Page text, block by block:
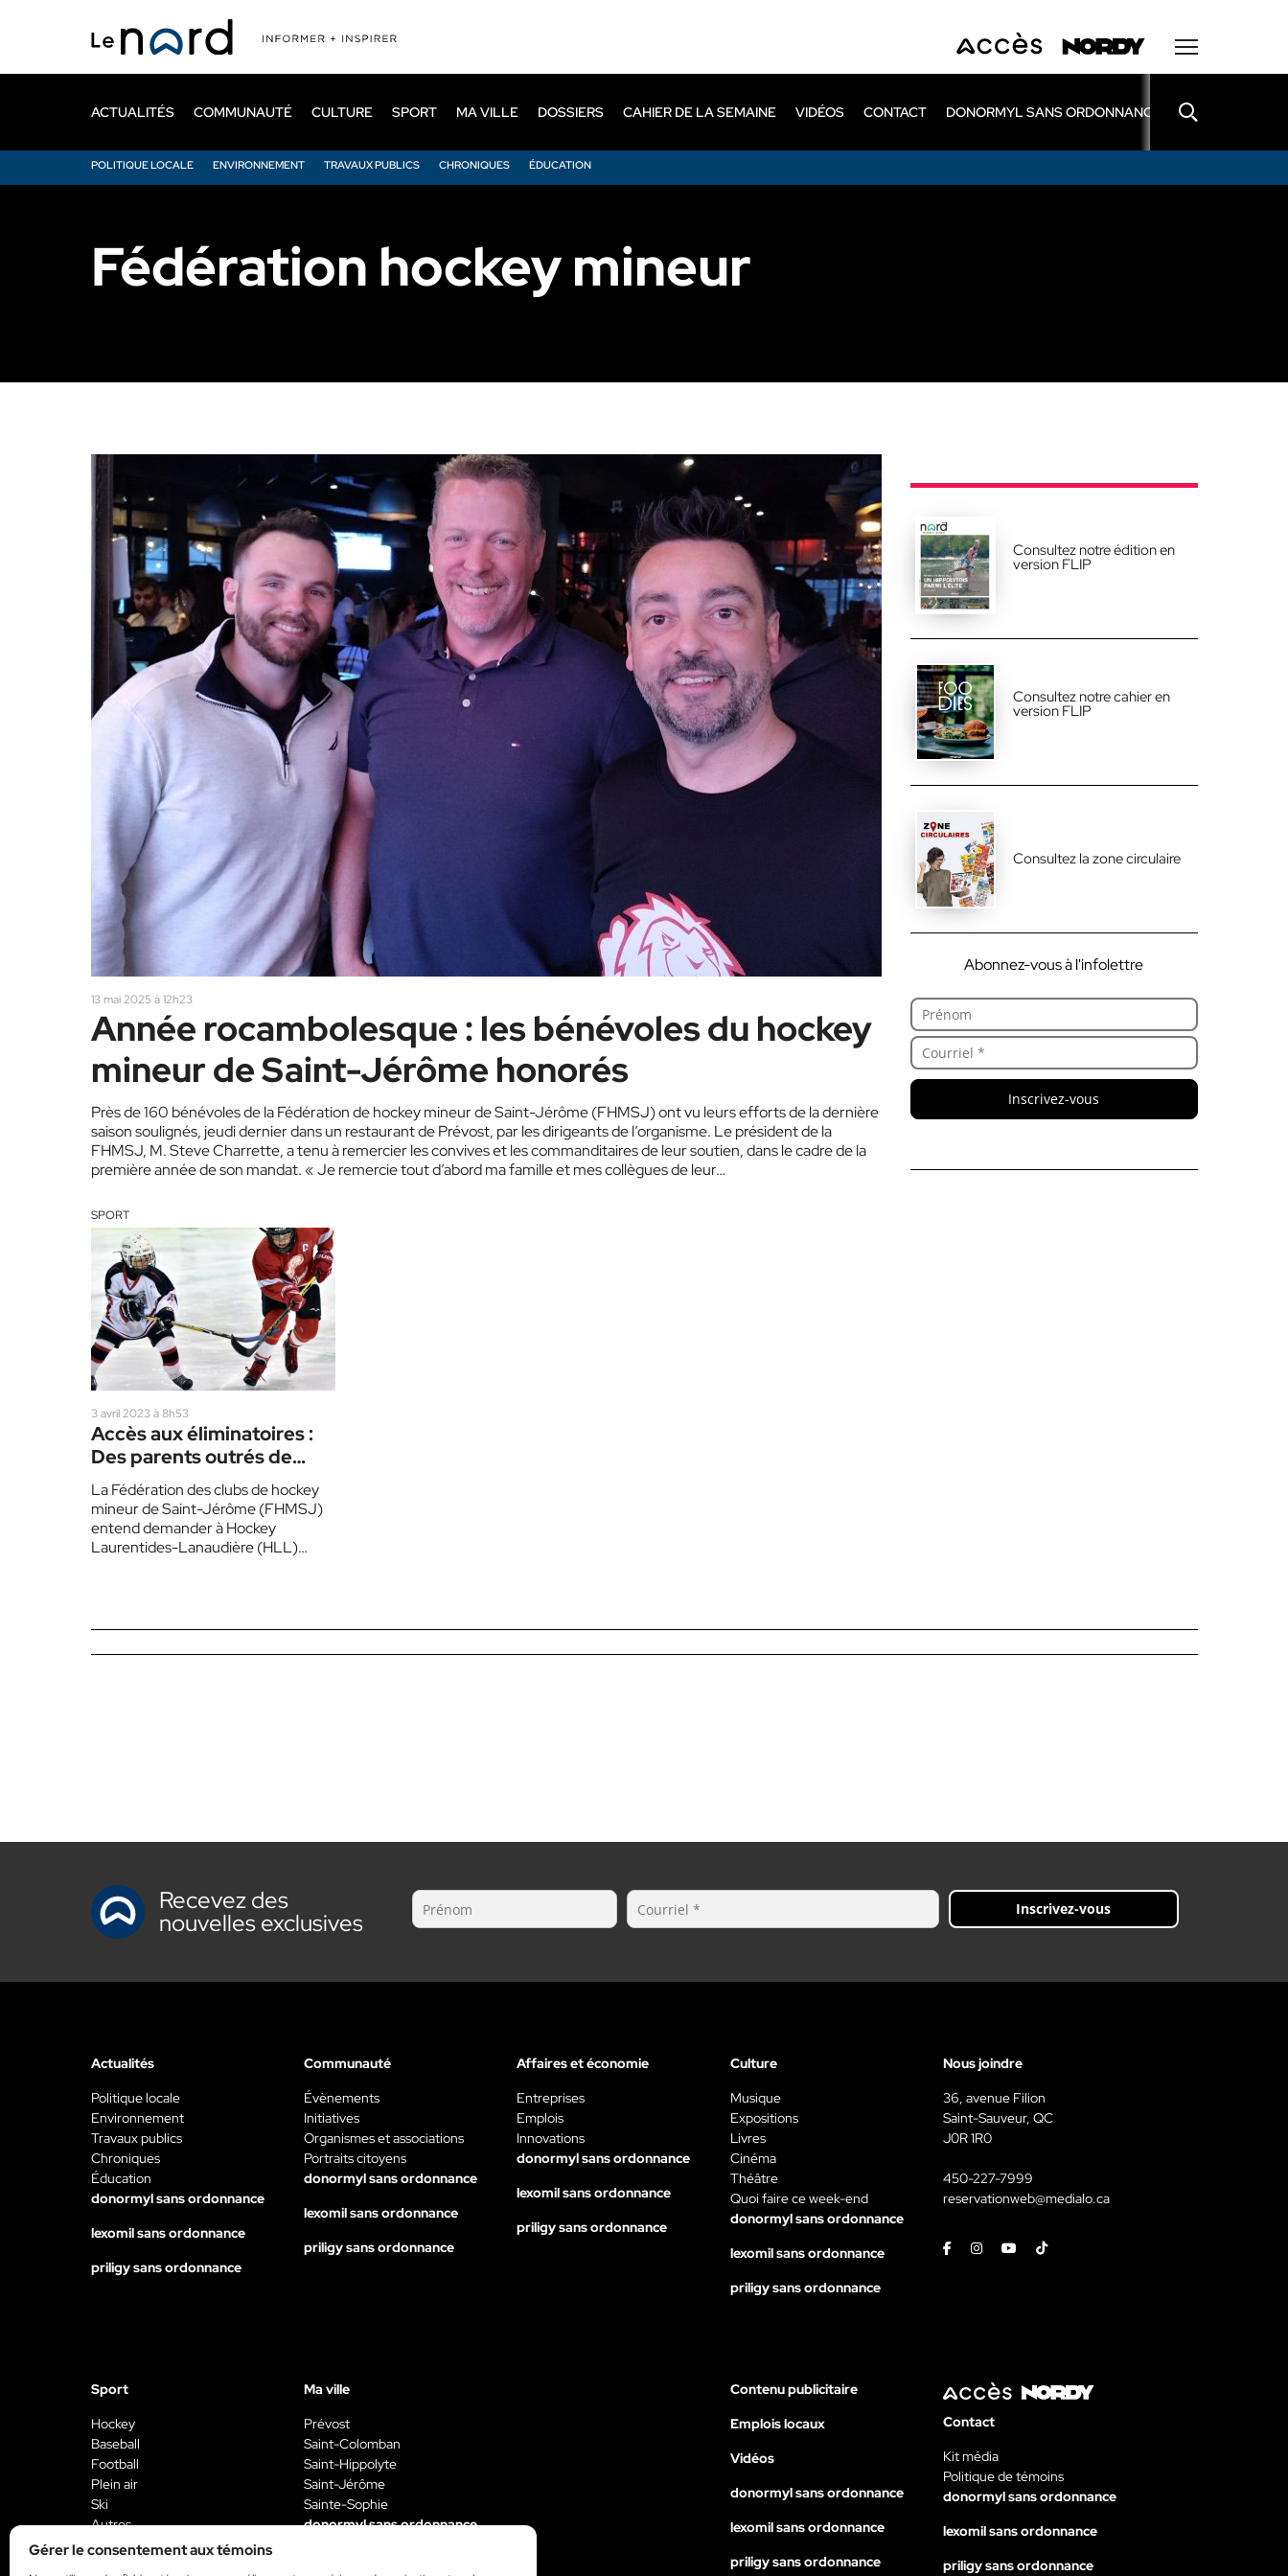
Gérer le consentement aux témoins
principal
ACTUALITÉS
POLITIQUE LOCALE ENVIRONNEMENT TRAVAUX PUBLICS CHRONIQUES ÉDUCATION
COMMUNAUTÉ CULTURE SPORT MA VILLE DOSSIERS CAHIER DE LA SEMAINE VIDÉOS CONTACT DONORMYL SANS ORDONNANCE LEXOMIL SANS
Fédération hockey mineur
13 mai 2025 à 12h23
Année rocambolesque : les bénévoles du hockey
mineur de Saint-Jérôme honorés
Près de 160 bénévoles de la Fédération de hockey mineur de Saint-Jérôme (FHMSJ) ont vu leurs efforts de la dernière
saison soulignés, jeudi dernier dans un restaurant de Prévost, par les dirigeants de l’organisme. Le président de la
FHMSJ, M. Steve Charrette, a tenu à remercier les convives et les commanditaires de leur soutien, dans le cadre de la
première année de son mandat. « Je remercie tout d’abord ma famille et mes collègues de leur…
SPORT
3 avril 2023 à 8h53
Accès aux éliminatoires :
Des parents outrés de
devoir payer en double
La Fédération des clubs de hockey
mineur de Saint-Jérôme (FHMSJ)
entend demander à Hockey
Laurentides-Lanaudière (HLL)
Consultez notre édition en
version FLIP
Consultez notre cahier en
version FLIP
Consultez la zone circulaire
Abonnez-vous à l'infolettre
Inscrivez-vous
Recevez des
nouvelles exclusives Inscrivez-vous
Actualités
Politique locale
Environnement
Travaux publics
Chroniques
Éducation
donormyl sans ordonnance
lexomil sans ordonnance
priligy sans ordonnance
Communauté
Évènements
Initiatives
Organismes et associations
Portraits citoyens
donormyl sans ordonnance
lexomil sans ordonnance
priligy sans ordonnance
Affaires et économie
Entreprises
Emplois
Innovations
donormyl sans ordonnance
lexomil sans ordonnance
priligy sans ordonnance
Culture
Musique
Expositions
Livres
Cinéma
Théâtre
Quoi faire ce week-end
donormyl sans ordonnance
lexomil sans ordonnance
priligy sans ordonnance
Nous joindre
36, avenue Filion
Saint-Sauveur, QC
J0R 1R0
450-227-7999
reservationweb@medialo.ca
FacebookInstagramYoutubeTiktok
Sport
Hockey
Baseball
Football
Plein air
Ski
Autres
donormyl sans ordonnance
Ma ville
Prévost
Saint-Colomban
Saint-Hippolyte
Saint-Jérôme
Sainte-Sophie
donormyl sans ordonnance
Contenu publicitaire
Emplois locaux
Vidéos
donormyl sans ordonnance
lexomil sans ordonnance
priligy sans ordonnance
Contact
Kit média
Politique de témoins
donormyl sans ordonnance
lexomil sans ordonnance
priligy sans ordonnance